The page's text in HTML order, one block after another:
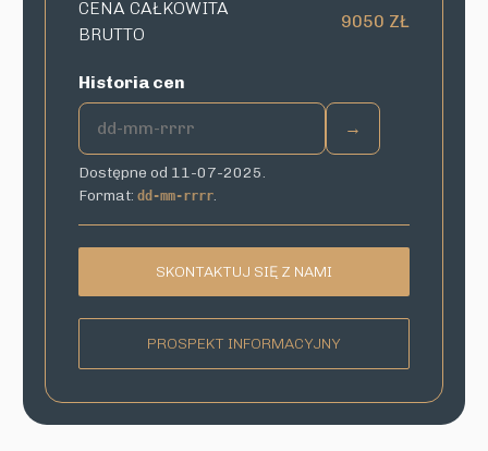
CENA CAŁKOWITA
BRUTTO
9050 ZŁ
Historia cen
→
Dostępne od 11-07-2025.
Format:dd-mm-rrrr.
SKONTAKTUJ SIĘ Z NAMI
PROSPEKT INFORMACYJNY